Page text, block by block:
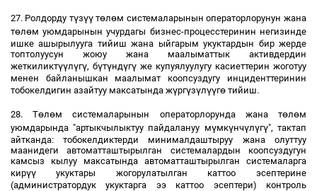
27. Ролдорду түзүү төлөм системаларынын операторлорунун жана
төлөм уюмдарынын учурдагы бизнес-процесстеринин негизинде
ишке ашырылууга тийиш жана ыйгарым укуктардын бир жерде
топтолуусун жоюу жана маалыматтык активдердин
жеткиликтүүлүгү, бүтүндүгү же купуялуулугу касиеттерин жоготуу
менен байланышкан маалымат коопсуздугу инциденттеринин
тобокелдигин азайтуу максатында жүргүзүлүүгө тийиш.
28. Төлөм системаларынын операторлорунда жана төлөм
уюмдарында "артыкчылыктуу пайдалануу мүмкүнчүлүгү", тактап
айтканда: тобокелдиктерди минималдаштыруу жана олуттуу
маанидеги автоматташтырылган системалардын коопсуздугун
камсыз кылуу максатында автоматташтырылган системаларга
кирүү укуктары жогорулатылган каттоо эсептерине
(администратордук укуктарга ээ каттоо эсептери) контроль